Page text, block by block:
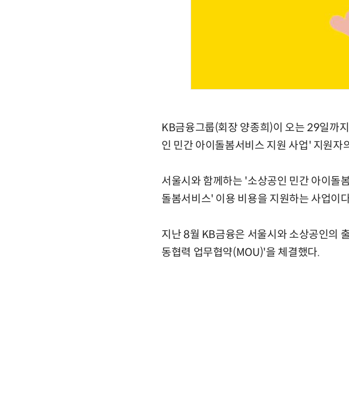
KB금융그룹(회장 양종희)이 오는 29일까
인 민간 아이돌봄서비스 지원 사업' 지원자
서울시와 함께하는 '소상공인 민간 아이돌
돌봄서비스' 이용 비용을 지원하는 사업이
지난 8월 KB금융은 서울시와 소상공인의
동협력 업무협약(MOU)'을 체결했다.